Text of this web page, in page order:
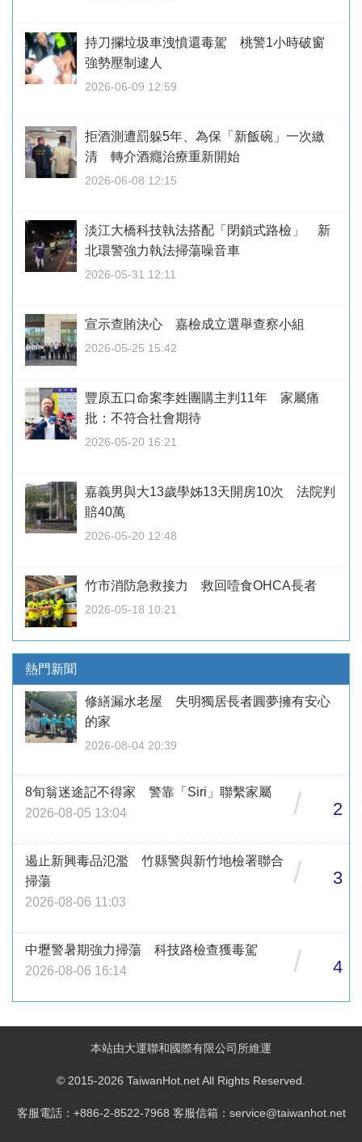
持刀攔垃圾車洩憤還毒駕 桃警1小時破窗
強勢壓制逮人
2026-06-09 12:59
拒酒測遭罰躲5年、為保「新飯碗」一次繳
清 轉介酒癮治療重新開始
2026-06-08 12:15
淡江大橋科技執法搭配「閉鎖式路檢」 新
北環警強力執法掃蕩噪音車
2026-05-31 12:11
宣示查賄決心 嘉檢成立選舉查察小組
2026-05-25 15:42
豐原五口命案李姓團購主判11年 家屬痛
批：不符合社會期待
2026-05-20 16:21
嘉義男與大13歲學姊13天開房10次 法院判
賠40萬
2026-05-20 12:48
竹市消防急救接力 救回噎食OHCA長者
2026-05-18 10:21
熱門新聞
修繕漏水老屋 失明獨居長者圓夢擁有安心
的家
2026-08-04 20:39
8旬翁迷途記不得家 警靠「Siri」聯繫家屬
2026-08-05 13:04
/ 2
遏止新興毒品氾濫 竹縣警與新竹地檢署聯合
掃蕩
2026-08-06 11:03
/ 3
中壢警暑期強力掃蕩 科技路檢查獲毒駕
2026-08-06 16:14
/ 4
本站由大運聯和國際有限公司所維運
© 2015-2026 TaiwanHot.net All Rights Reserved.
客服電話：+886-2-8522-7968 客服信箱：service@taiwanhot.net